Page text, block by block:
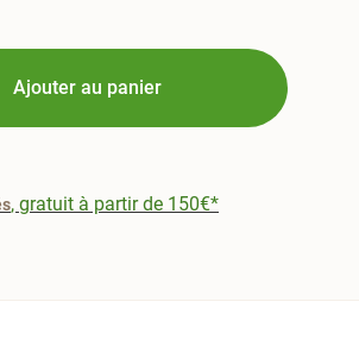
Ajouter au panier
, gratuit à partir de 150€*